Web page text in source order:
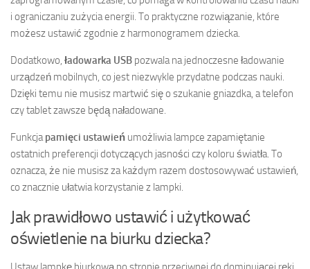
i ograniczaniu zużycia energii. To praktyczne rozwiązanie, które
możesz ustawić zgodnie z harmonogramem dziecka.
Dodatkowo, ładowarka USB pozwala na jednoczesne ładowanie
urządzeń mobilnych, co jest niezwykle przydatne podczas nauki.
Dzięki temu nie musisz martwić się o szukanie gniazdka, a telefon
czy tablet zawsze będą naładowane.
Funkcjapamięci ustawień umożliwia lampce zapamiętanie
ostatnich preferencji dotyczących jasności czy koloru światła. To
oznacza, że nie musisz za każdym razem dostosowywać ustawień,
co znacznie ułatwia korzystanie z lampki.
Jak prawidłowo ustawić i użytkować
oświetlenie na biurku dziecka?